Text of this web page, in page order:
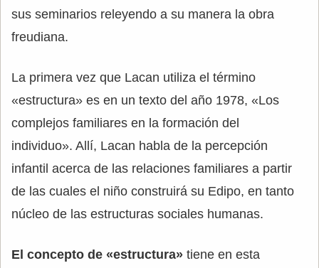
sus seminarios releyendo a su manera la obra
freudiana.
La primera vez que Lacan utiliza el término
«estructura» es en un texto del año 1978, «Los
complejos familiares en la formación del
individuo». Allí, Lacan habla de la percepción
infantil acerca de las relaciones familiares a partir
de las cuales el niño construirá su Edipo, en tanto
núcleo de las estructuras sociales humanas.
El concepto de «estructura» tiene en esta